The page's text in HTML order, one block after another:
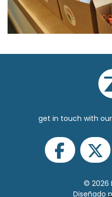
get in touch with
© 2026
Diseñado